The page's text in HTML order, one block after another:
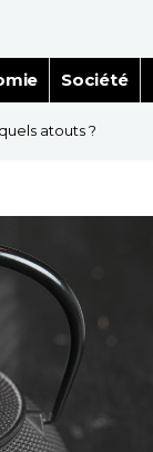
Société
atouts ?